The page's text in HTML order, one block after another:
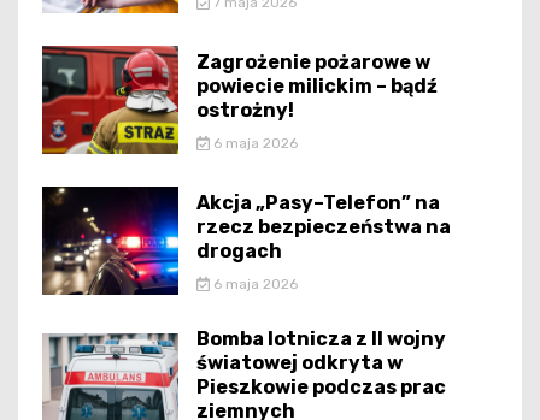
Zagrożenie pożarowe w
powiecie milickim – bądź
ostrożny!
6 maja 2026
Akcja „Pasy–Telefon” na
rzecz bezpieczeństwa na
drogach
6 maja 2026
Bomba lotnicza z II wojny
światowej odkryta w
Pieszkowie podczas prac
ziemnych